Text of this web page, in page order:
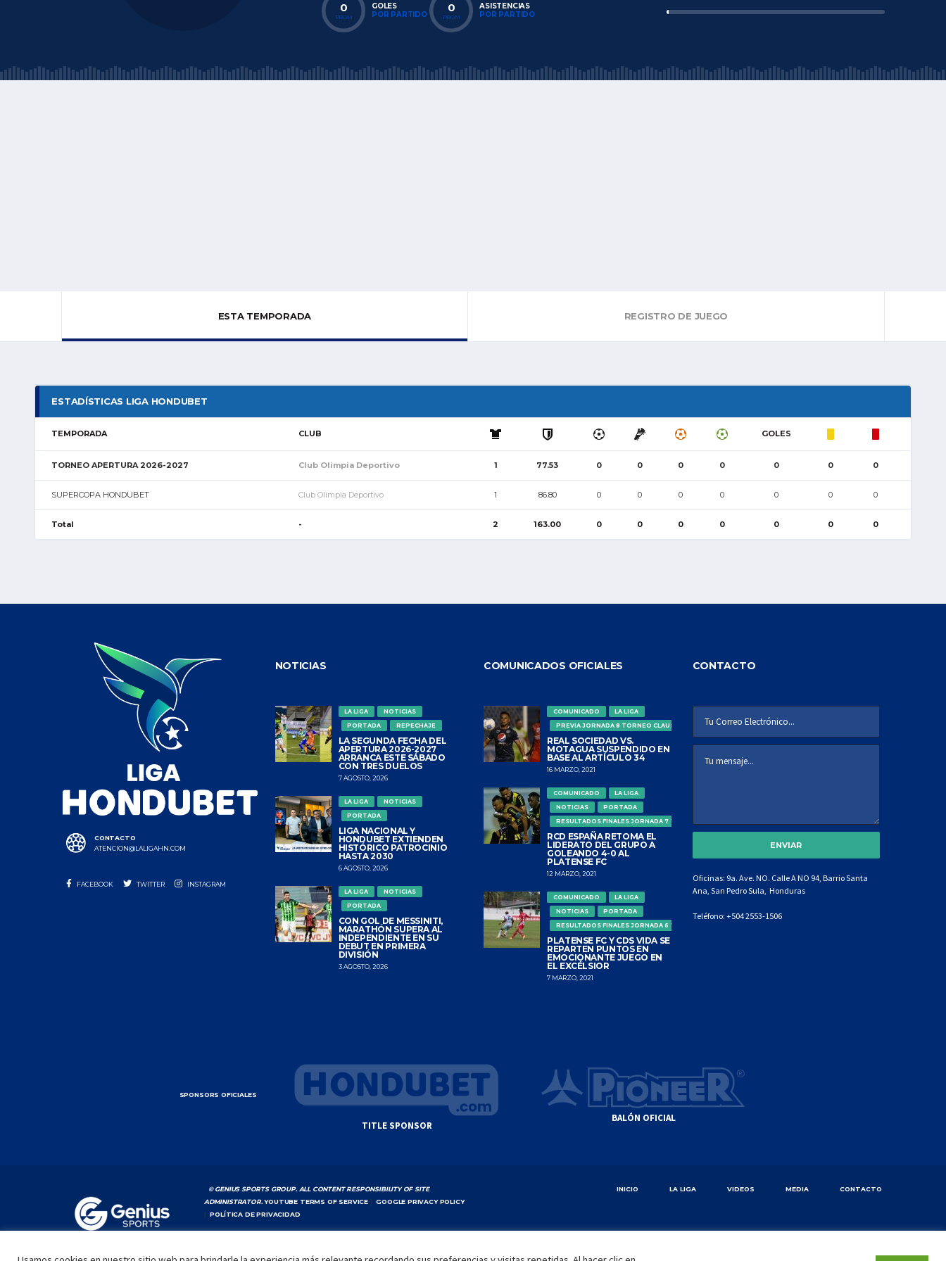
0
PROM
GOLES
POR PARTIDO
0
PROM
ASISTENCIAS
POR PARTIDO
ESTA TEMPORADA REGISTRO DE JUEGO
ESTADÍSTICAS LIGA HONDUBET
TEMPORADA CLUB GOLES
TORNEO APERTURA 2026-2027 Club Olimpia Deportivo 1 77.53 0 0 0 0 0 0 0
SUPERCOPA HONDUBET Club Olimpia Deportivo 1 86.80 0 0 0 0 0 0 0
Total - 2 163.00 0 0 0 0 0 0 0
CONTACTO
ATENCION@LALIGAHN.COM
FACEBOOK TWITTER INSTAGRAM
NOTICIAS
LA LIGA
NOTICIAS
PORTADA
REPECHAJE
LA SEGUNDA FECHA DEL
APERTURA 2026-2027
ARRANCA ESTE SÁBADO
CON TRES DUELOS
7 AGOSTO, 2026
LA LIGA
NOTICIAS
PORTADA
LIGA NACIONAL Y
HONDUBET EXTIENDEN
HISTÓRICO PATROCINIO
HASTA 2030
6 AGOSTO, 2026
LA LIGA
NOTICIAS
PORTADA
CON GOL DE MESSINITI,
MARATHÓN SUPERA AL
INDEPENDIENTE EN SU
DEBUT EN PRIMERA
DIVISIÓN
3 AGOSTO, 2026
COMUNICADOS OFICIALES
COMUNICADO
LA LIGA
PREVIA JORNADA 8 TORNEO CLAUSURA
REAL SOCIEDAD VS.
MOTAGUA SUSPENDIDO EN
BASE AL ARTÍCULO 34
16 MARZO, 2021
COMUNICADO
LA LIGA
NOTICIAS
PORTADA
RESULTADOS FINALES JORNADA 7 TORNEO CLAUSURA
RCD ESPAÑA RETOMA EL
LIDERATO DEL GRUPO A
GOLEANDO 4-0 AL
PLATENSE FC
12 MARZO, 2021
COMUNICADO
LA LIGA
NOTICIAS
PORTADA
RESULTADOS FINALES JORNADA 6 TORNEO CLAUSURA
PLATENSE FC Y CDS VIDA SE
REPARTEN PUNTOS EN
EMOCIONANTE JUEGO EN
EL EXCÉLSIOR
7 MARZO, 2021
CONTACTO
Oficinas: 9a. Ave. NO. Calle A NO 94, Barrio Santa
Ana, San Pedro Sula, Honduras
Teléfono: +504 2553-1506
SPONSORS OFICIALES
TITLE SPONSOR
BALÓN OFICIAL
© GENIUS SPORTS GROUP. ALL CONTENT RESPONSIBILITY OF SITE
ADMINISTRATOR. YOUTUBE TERMS OF SERVICE |GOOGLE PRIVACY POLICY
|POLÍTICA DE PRIVACIDAD
INICIO LA LIGA VIDEOS MEDIA CONTACTO